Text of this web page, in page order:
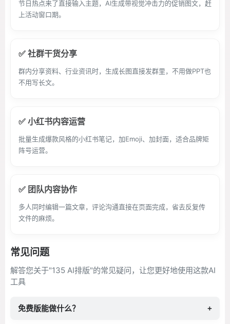
节日热点来了直接输入主题，AI生成带视觉冲击力的促销图文，赶
上活动窗口期。
✅ 社群干货分享
群内分享资料、行业资讯时，生成长图直接发群里，不用做PPT也
不用写长文。
✅ 小红书内容运营
批量生成爆款风格的小红书笔记，加Emoji、加封面，适合品牌矩
阵号运营。
✅ 团队内容协作
多人同时编辑一篇文章，评论沟通直接在页面完成，省去反复传
文件的麻烦。
常见问题
解答您关于"135 AI排版"的常见疑问，让您更好地使用这款AI
工具
免费版能做什么？ +